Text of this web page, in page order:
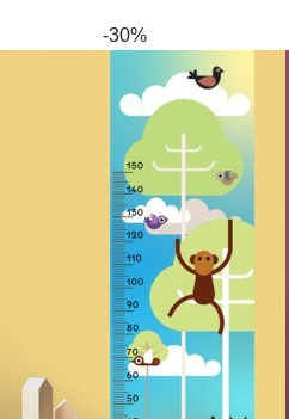
-30%